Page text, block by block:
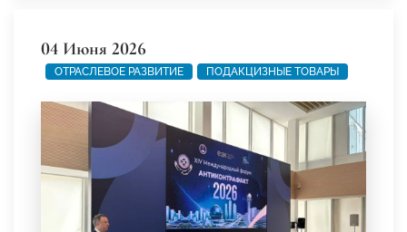
04 Июня 2026
ОТРАСЛЕВОЕ РАЗВИТИЕ ПОДАКЦИЗНЫЕ ТОВАРЫ